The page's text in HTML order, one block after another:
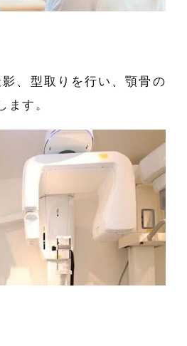
、型取りを行い、顎骨の
ます。